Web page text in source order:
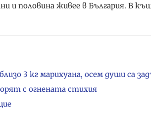
и половина живее в България. В
3 кг марихуана, осем души са
с огнената стихия